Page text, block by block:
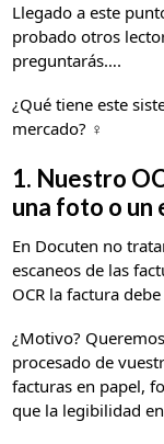
Llegado a este
probado otros
preguntarás….
¿Qué tiene este
mercado? ‍♀️
1. Nuestro
una foto o un
En Docuten no
escaneos de las
OCR la factura
¿Motivo? Queremos
procesado de
facturas en papel,
que la legibilidad